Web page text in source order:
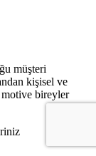
müşteri
kişisel ve
bireyler